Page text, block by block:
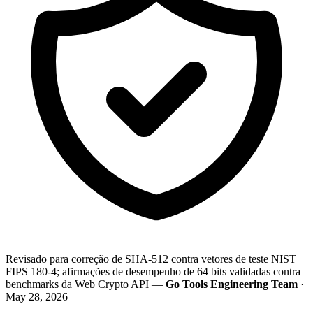
Revisado para correção de SHA-512 contra vetores de teste NIST
FIPS 180-4; afirmações de desempenho de 64 bits validadas contra
benchmarks da Web Crypto API — Go Tools Engineering Team ·
May 28, 2026